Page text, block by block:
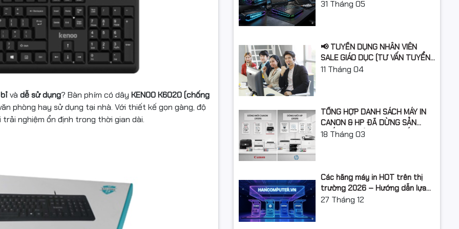
và dễ sử dụng? Bàn phím có dây KENOO K6020 (chống
phòng hay sử dụng tại nhà. Với thiết kế gọn gàng, độ
nghiệm ổn định trong thời gian dài.
Laptop Gì Năm Học 2026 -
31 Tháng 05
📢 TUYỂN DỤNG NHÂN VIÊN
SALE GIÁO DỤC (TƯ VẤN TUYỂN
SINH)
11 Tháng 04
TỔNG HỢP DANH SÁCH MÁY IN
CANON & HP ĐÃ DỪNG SẢN
XUẤT: LỘ TRÌNH NÂNG CẤP 2026
18 Tháng 03
Các hãng máy in HOT trên thị
trường 2026 – Hướng dẫn lựa
chọn và so sánh chi tiết
27 Tháng 12
có dây, KENOO K6020 tương thích dễ dàng với nhiều hệ điều hành
XP/Vista/7/8/10và macOS . Chỉ cần
, không cần cài đặt
vô cùng tiện lợi cho mọi người dùng.
nhựa ABS bền nhẹ
làm từnhựa ABS cao cấp, vừa cứng cáp, vừa nhẹ, giúp tăng độ bền
di chuyển hoặc lưu trữ khi cần.
nên chọn bàn phím KENOO K6020